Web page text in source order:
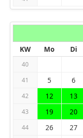
KW
Mo Di
40
41 5 6
42 12 13
43 19 20
44 26 27